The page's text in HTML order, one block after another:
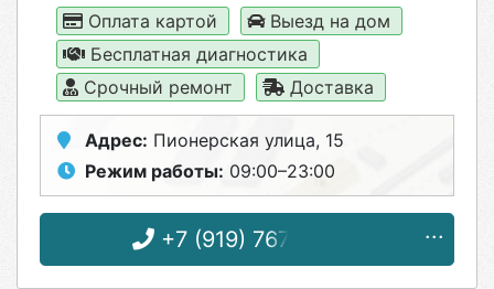
Оплата картой
Выезд на дом
Бесплатная диагностика
Срочный ремонт
Доставка
Адрес: Пионерская улица, 15
Режим работы: 09:00–23:00
+7 (919) 767-96-56